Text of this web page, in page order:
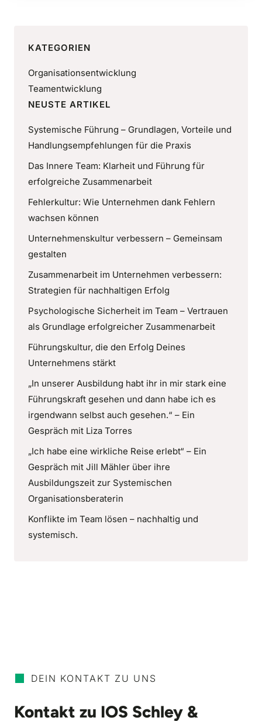
KATEGORIEN
Organisationsentwicklung
Teamentwicklung
NEUSTE ARTIKEL
Systemische Führung – Grundlagen, Vorteile und
Handlungsempfehlungen für die Praxis
Das Innere Team: Klarheit und Führung für
erfolgreiche Zusammenarbeit
Fehlerkultur: Wie Unternehmen dank Fehlern
wachsen können
Unternehmenskultur verbessern – Gemeinsam
gestalten
Zusammenarbeit im Unternehmen verbessern:
Strategien für nachhaltigen Erfolg
Psychologische Sicherheit im Team – Vertrauen
als Grundlage erfolgreicher Zusammenarbeit
Führungskultur, die den Erfolg Deines
Unternehmens stärkt
„In unserer Ausbildung habt ihr in mir stark eine
Führungskraft gesehen und dann habe ich es
irgendwann selbst auch gesehen.“ – Ein
Gespräch mit Liza Torres
„Ich habe eine wirkliche Reise erlebt“ – Ein
Gespräch mit Jill Mähler über ihre
Ausbildungszeit zur Systemischen
Organisationsberaterin
Konflikte im Team lösen – nachhaltig und
systemisch.
DEIN KONTAKT ZU UNS
Kontakt zu IOS Schley &